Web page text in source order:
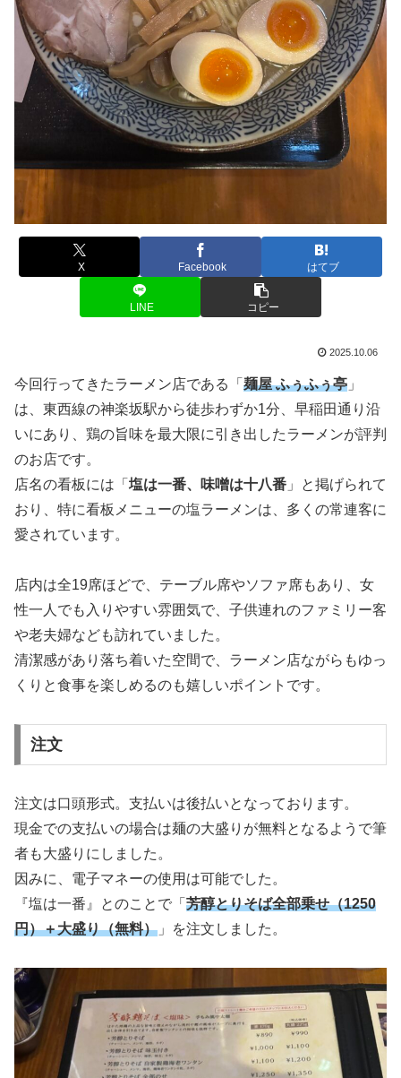
X Facebook はてブ
LINE コピー
2025.10.06
今回行ってきたラーメン店である「 麺屋 ふぅふぅ亭 」
は、東西線の神楽坂駅から徒歩わずか1分、早稲田通り沿
いにあり、鶏の旨味を最大限に引き出したラーメンが評判
のお店です。
店名の看板には「 塩は一番、味噌は十八番 」と掲げられて
おり、特に看板メニューの塩ラーメンは、多くの常連客に
愛されています。
店内は全19席ほどで、テーブル席やソファ席もあり、女
性一人でも入りやすい雰囲気で、子供連れのファミリー客
や老夫婦なども訪れていました。
清潔感があり落ち着いた空間で、ラーメン店ながらもゆっ
くりと食事を楽しめるのも嬉しいポイントです。
注文
注文は口頭形式。支払いは後払いとなっております。
現金での支払いの場合は麺の大盛りが無料となるようで筆
者も大盛りにしました。
因みに、電子マネーの使用は可能でした。
『塩は一番』とのことで「 芳醇とりそば全部乗せ（1250
円）＋大盛り（無料） 」を注文しました。